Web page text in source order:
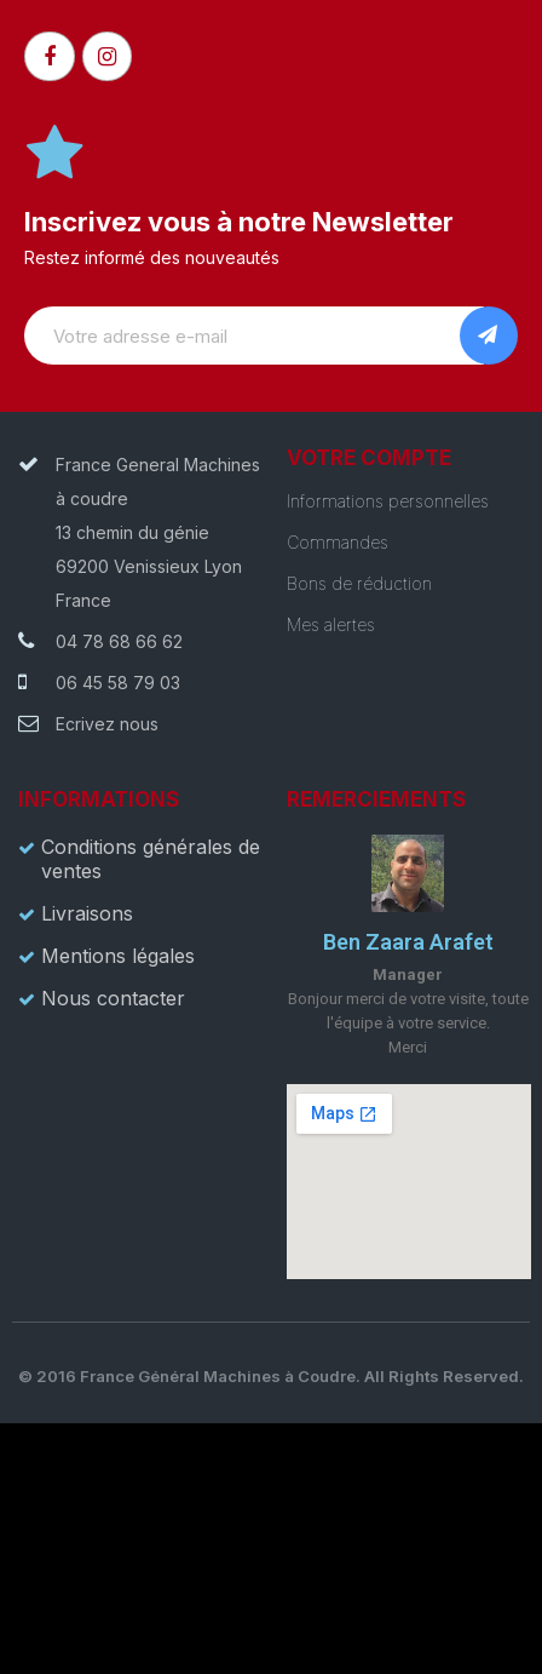
Inscrivez vous à notre Newsletter
Restez informé des nouveautés
France General Machines
à coudre
13 chemin du génie
69200 Venissieux Lyon
France
04 78 68 66 62
06 45 58 79 03
Ecrivez nous
VOTRE COMPTE
Informations personnelles
Commandes
Bons de réduction
Mes alertes
INFORMATIONS
Conditions générales de
ventes
Livraisons
Mentions légales
Nous contacter
REMERCIEMENTS
Ben Zaara Arafet
Manager
Bonjour merci de votre visite, toute
l'équipe à votre service.
Merci
© 2016 France Général Machines à Coudre. All Rights Reserved.